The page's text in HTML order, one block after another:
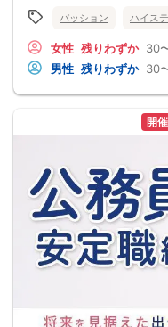
パッション ハイス
女性 残りわずか 30
男性 残りわずか 30
開